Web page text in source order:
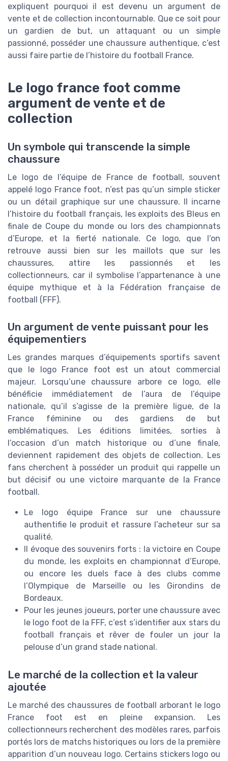
expliquent pourquoi il est devenu un argument de
vente et de collection incontournable. Que ce soit pour
un gardien de but, un attaquant ou un simple
passionné, posséder une chaussure authentique, c’est
aussi faire partie de l’histoire du football France.
Le logo france foot comme
argument de vente et de
collection
Un symbole qui transcende la simple
chaussure
Le logo de l’équipe de France de football, souvent
appelé logo France foot, n’est pas qu’un simple sticker
ou un détail graphique sur une chaussure. Il incarne
l’histoire du football français, les exploits des Bleus en
finale de Coupe du monde ou lors des championnats
d’Europe, et la fierté nationale. Ce logo, que l’on
retrouve aussi bien sur les maillots que sur les
chaussures, attire les passionnés et les
collectionneurs, car il symbolise l’appartenance à une
équipe mythique et à la Fédération française de
football (FFF).
Un argument de vente puissant pour les
équipementiers
Les grandes marques d’équipements sportifs savent
que le logo France foot est un atout commercial
majeur. Lorsqu’une chaussure arbore ce logo, elle
bénéficie immédiatement de l’aura de l’équipe
nationale, qu’il s’agisse de la première ligue, de la
France féminine ou des gardiens de but
emblématiques. Les éditions limitées, sorties à
l’occasion d’un match historique ou d’une finale,
deviennent rapidement des objets de collection. Les
fans cherchent à posséder un produit qui rappelle un
but décisif ou une victoire marquante de la France
football.
Le logo équipe France sur une chaussure
authentifie le produit et rassure l’acheteur sur sa
qualité.
Il évoque des souvenirs forts : la victoire en Coupe
du monde, les exploits en championnat d’Europe,
ou encore les duels face à des clubs comme
l’Olympique de Marseille ou les Girondins de
Bordeaux.
Pour les jeunes joueurs, porter une chaussure avec
le logo foot de la FFF, c’est s’identifier aux stars du
football français et rêver de fouler un jour la
pelouse d’un grand stade national.
Le marché de la collection et la valeur
ajoutée
Le marché des chaussures de football arborant le logo
France foot est en pleine expansion. Les
collectionneurs recherchent des modèles rares, parfois
portés lors de matchs historiques ou lors de la première
apparition d’un nouveau logo. Certains stickers logo ou